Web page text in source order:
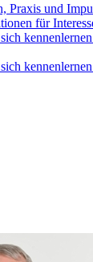
Praxis und
für